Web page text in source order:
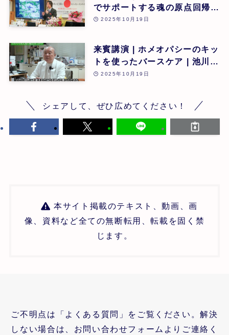
でサポートする魂の原点回帰 |
東昭史 | 第26回
2025年10月19日
来賓講演 | ホメオパシーのキッ
トを使ったバースケア | 池川
明 | 第26回
2025年10月19日
シェアして、ぜひ広めてください！
本サイト掲載のテキスト、動画、画
像、資料など全ての無断転用、転載を固く禁
じます。
ご不明点は「よくある質問」をご覧ください。解決
しない場合は、お問い合わせフォームよりご連絡く